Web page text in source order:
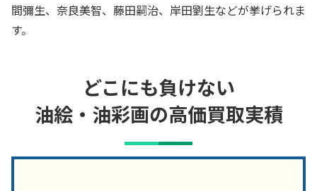
間彌生、奈良美智、藤田嗣治、岸田劉生などが挙げられま
す。
どこにも負けない
油絵・油彩画の高価買取実積